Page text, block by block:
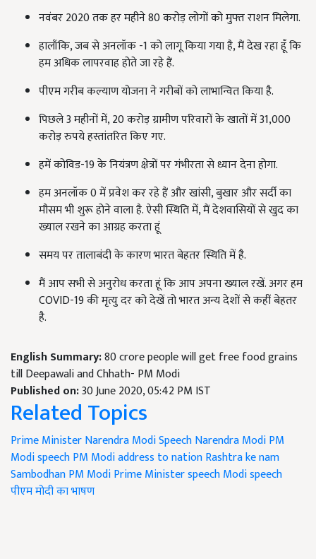
नवंबर 2020 तक हर महीने 80 करोड़ लोगों को मुफ्त राशन मिलेगा.
हालाँकि, जब से अनलॉक -1 को लागू किया गया है, मैं देख रहा हूँ कि
हम अधिक लापरवाह होते जा रहे हैं.
पीएम गरीब कल्याण योजना ने गरीबों को लाभान्वित किया है.
पिछले 3 महीनों में, 20 करोड़ ग्रामीण परिवारों के खातों में 31,000
करोड़ रुपये हस्तांतरित किए गए.
हमें कोविड​​-19 के नियंत्रण क्षेत्रों पर गंभीरता से ध्यान देना होगा.
हम अनलॉक 0 में प्रवेश कर रहे हैं और खांसी, बुखार और सर्दी का
मौसम भी शुरू होने वाला है. ऐसी स्थिति में, मैं देशवासियों से खुद का
ख्याल रखने का आग्रह करता हूं
समय पर तालाबंदी के कारण भारत बेहतर स्थिति में है.
मैं आप सभी से अनुरोध करता हूं कि आप अपना ख्याल रखें. अगर हम
COVID-19 की मृत्यु दर को देखें तो भारत अन्य देशों से कहीं बेहतर
है.
English Summary:80 crore people will get free food grains
till Deepawali and Chhath- PM Modi
Published on:30 June 2020, 05:42 PM IST
Related Topics
Prime Minister Narendra Modi SpeechNarendra ModiPM
Modi speechPM Modi address to nationRashtra ke nam
SambodhanPM ModiPrime Minister speechModi speech
पीएम मोदी का भाषण